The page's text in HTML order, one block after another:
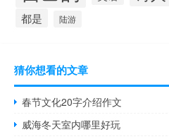
都是 陆游
猜你想看的文章
春节文化20字介绍作文
威海冬天室内哪里好玩